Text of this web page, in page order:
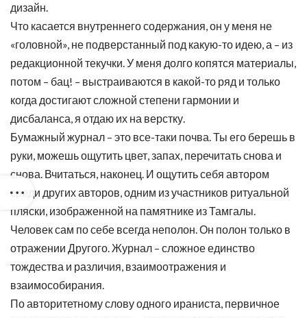
дизайн.
Что касается внутреннего содержания, он у меня не
«головной», не подверстанный под какую-то идею, а – из
редакционной текучки. У меня долго копятся материалы,
потом – бац! – выстраиваются в какой-то ряд и только
когда достигают сложной степени гармонии и
дисбаланса, я отдаю их на верстку.
Бумажный журнал – это все-таки почва. Ты его берешь в
руки, можешь ощутить цвет, запах, перечитать снова и
снова. Вчитаться, наконец. И ощутить себя автором
среди других авторов, одним из участников ритуальной
пляски, изображенной на памятнике из Тамгалы.
Человек сам по себе всегда неполон. Он полон только в
отражении Другого. Журнал – сложное единство
тождества и различия, взаимоотражения и
взаимособирания.
По авторитетному слову одного ираниста, первичное